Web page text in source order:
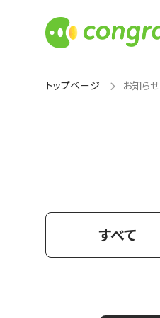
トップページ お知らせ
すべて